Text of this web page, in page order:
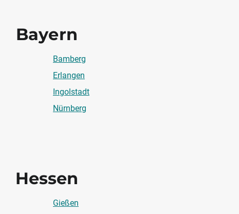
Bayern
Bamberg
Erlangen
Ingolstadt
Nürnberg
Hessen
Gießen